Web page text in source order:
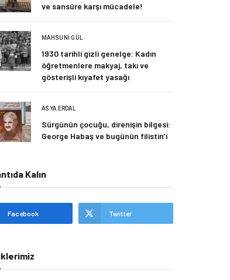
ve sansüre karşı mücadele!
MAHSUNI GÜL
1930 tarihli gizli genelge: Kadın
öğretmenlere makyaj, takı ve
gösterişli kıyafet yasağı
ASYA ERDAL
Sürgünün çocuğu, direnişin bilgesi:
George Habaş ve bugünün filistin’i
Kalın
Facebook Twitter